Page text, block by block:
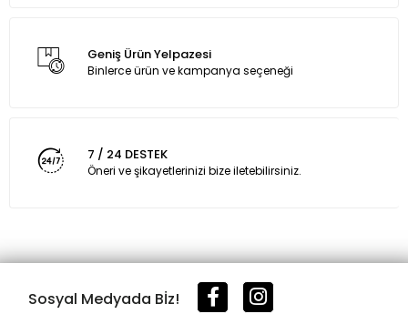
Geniş Ürün Yelpazesi
Binlerce ürün ve kampanya seçeneği
7 / 24 DESTEK
Öneri ve şikayetlerinizi bize iletebilirsiniz.
Sosyal Medyada Bİz!